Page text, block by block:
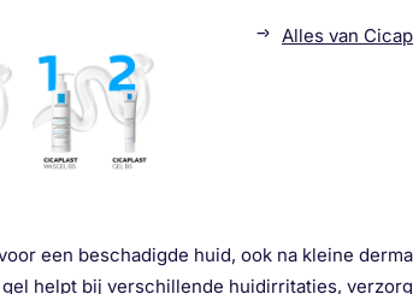
Alles van
een beschadigde huid, ook na kleine
helpt bij verschillende huidirritaties,